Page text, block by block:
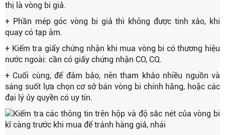
thị là vòng bi giả.
+ Phần mép góc vòng bi giả thì không được tinh xảo, khi
quay có tạp âm.
+ Kiểm tra giấy chứng nhận khi mua vòng bi có thương hiệu
nước ngoài: cần có giấy chứng nhận CO, CQ.
+ Cuối cùng, để đảm bảo, nên tham khảo nhiều nguồn và
sáng suốt lựa chọn cơ sở bán vòng bi chính hãng, hoặc các
đại lý ủy quyền có uy tín.